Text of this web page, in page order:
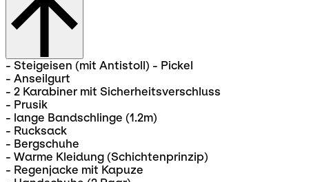
- Steigeisen (mit Antistoll) - Pickel
- Anseilgurt
- 2 Karabiner mit Sicherheitsverschluss
- Prusik
- lange Bandschlinge (1.2m)
- Rucksack
- Bergschuhe
- Warme Kleidung (Schichtenprinzip)
- Regenjacke mit Kapuze